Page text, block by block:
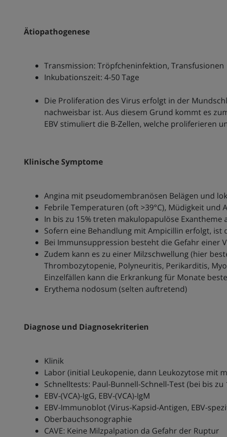
Ätiopathogenese
Transmission: Tröpfcheninfektion, Transfusionen
Inkubationszeit: 4-50 Tage
Die Proliferation des Virus erfolgt in der
nachweisbar ist. Aus diesem Grund kommt es
EBV stimuliert die B-Zellen, welche proliferieren
Klinische Symptome
Angina mit pseudomembranösen Belägen und
Febrile Temperaturen (oft >39°C), Müdigkeit und
In bis zu 15% treten makulopapulöse
Sofern eine Behandlung mit Ampicillin erfolgt, ist
Bei Immunsuppression besteht die Gefahr einer
Zudem kann es zu einer Milzschwellung (hier
Thrombozytopenie, Polyneuritis, Perikarditis,
Einzelfällen kann die Erkrankung für Monate
Erythema nodosum (selten auftretend)
Diagnose und Diagnosekriterien
Klinik
Labor (initial Leukopenie, dann Leukozytose mit
Schnelltests: Paul-Bunnell-Schnell-Test (bei bis
EBV-(VCA)-IgG, EBV-(VCA)-IgM
EBV-Immunoblot (Virus-Kapsid-Antigen, EBV-
Oberbauchsonographie
CAVE: Keine Milzpalpation da Gefahr der Ruptur